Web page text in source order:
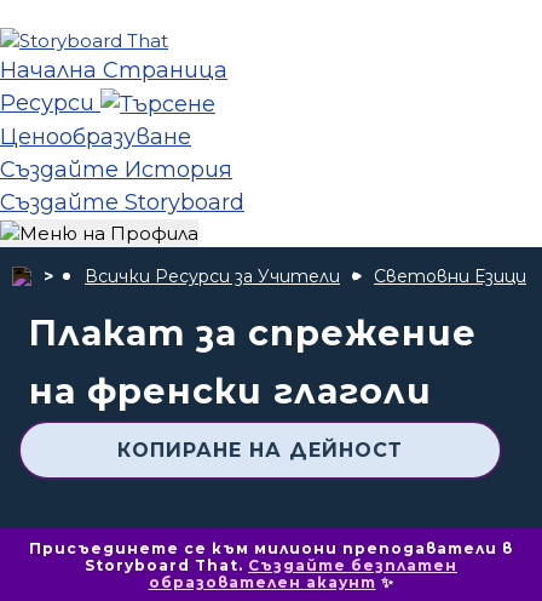
Начална Страница
Ресурси
Ценообразуване
Създайте История
Създайте Storyboard
Всички Ресурси за Учители Световни Езици
Плакат за спрежение
на френски глаголи
КОПИРАНЕ НА ДЕЙНОСТ
Присъединете се към милиони преподаватели в
Storyboard That. Създайте безплатен
образователен акаунт ✨